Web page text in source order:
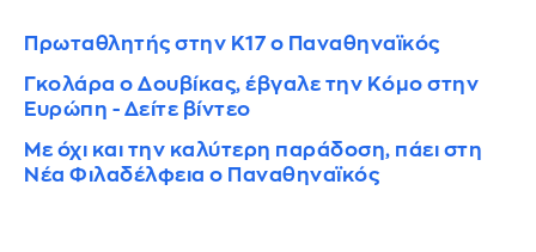
Πρωταθλητής στην Κ17 ο Παναθηναϊκός
Γκολάρα ο Δουβίκας, έβγαλε την Κόμο στην
Ευρώπη - Δείτε βίντεο
Με όχι και την καλύτερη παράδοση, πάει στη
Νέα Φιλαδέλφεια ο Παναθηναϊκός